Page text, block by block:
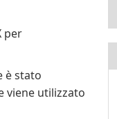
per
è stato
viene utilizzato